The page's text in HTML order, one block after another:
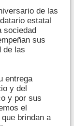
de las
estatal
sociedad
sus
de las
entrega
y del
y por sus
el
brindan a